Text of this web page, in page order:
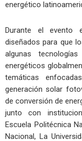
energético
Durante el evento
diseñados para que
algunas
energéticos
temáticas
generación solar
de conversión de
junto con
Escuela Politécnica
Nacional, La